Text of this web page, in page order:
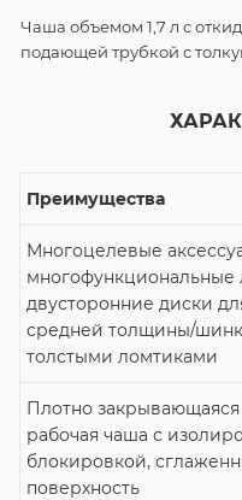
Чаша объемом 1,7 л с
подающей трубкой с
Преимущества
Многоцелевые
многофункциональные
двусторонние диски
средней толщины/
толстыми ломтиками
Плотно
рабочая чаша с
блокировкой,
поверхность